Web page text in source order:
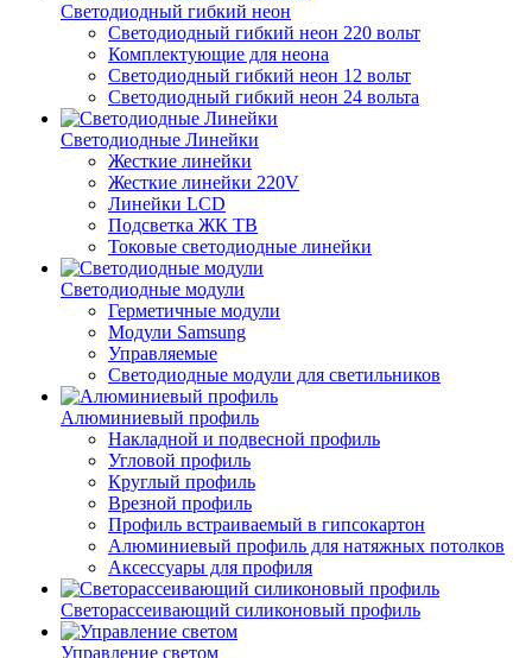
Светодиодный гибкий неон
Светодиодный гибкий неон 220 вольт
Комплектующие для неона
Светодиодный гибкий неон 12 вольт
Светодиодный гибкий неон 24 вольта
Светодиодные Линейки
Жесткие линейки
Жесткие линейки 220V
Линейки LCD
Подсветка ЖК ТВ
Токовые светодиодные линейки
Светодиодные модули
Герметичные модули
Модули Samsung
Управляемые
Светодиодные модули для светильников
Алюминиевый профиль
Накладной и подвесной профиль
Угловой профиль
Круглый профиль
Врезной профиль
Профиль встраиваемый в гипсокартон
Алюминиевый профиль для натяжных потолков
Аксессуары для профиля
Светорассеивающий силиконовый профиль
Управление светом